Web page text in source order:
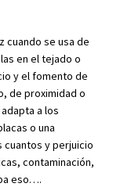
cuando se usa de
en el tejado o
y el fomento de
de proximidad o
a los
o una
cuantos y perjuicio
contaminación,
eso….